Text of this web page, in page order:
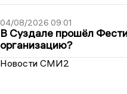
04/08/2026 09:01
В Суздале прошёл
организацию?
Новости СМИ2